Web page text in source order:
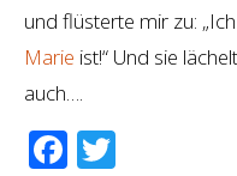
und flüsterte mir zu:
Marie ist!“ Und sie
auch….
Facebook